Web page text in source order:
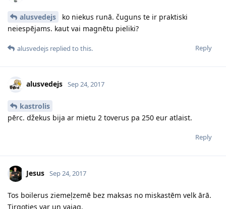
alusvedejs
ko niekus runā. čuguns te ir praktiski
neiespējams. kaut vai magnētu pieliki?
Reply
alusvedejs replied to this.
alusvedejs Sep 24, 2017
kastrolis
pērc. džekus bija ar mietu 2 toverus pa 250 eur atlaist.
Reply
Jesus Sep 24, 2017
Tos boilerus ziemeļzemē bez maksas no miskastēm velk ārā.
Tirgoties var un vajag.